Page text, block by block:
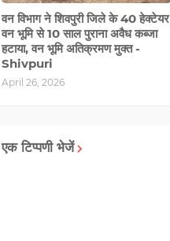
वन विभाग ने शिवपुरी जिले के 40 हेक्टेयर
वन भूमि से 10 साल पुराना अवैध कब्जा
हटाया, वन भूमि अतिक्रमण मुक्त -
Shivpuri
April 26, 2026
एक टिप्पणी भेजें